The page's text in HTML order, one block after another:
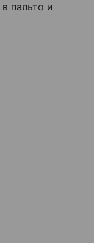
пальто и